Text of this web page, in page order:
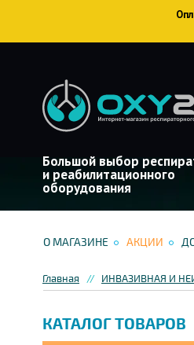
Большой выбор
и реабилитационного
оборудования
О МАГАЗИНЕ АКЦИИ
Главная ИНВАЗИВНАЯ И
КАТАЛОГ ТОВАРОВ